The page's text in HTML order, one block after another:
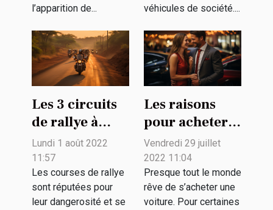
l’apparition de...
véhicules de société....
Les 3 circuits
de rallye à
moto les plus
populaires ?
Lundi 1 août 2022
11:57
Les courses de rallye
sont réputées pour
leur dangerosité et se
Les raisons
pour acheter
une voiture
d'occasion
Vendredi 29 juillet
2022 11:04
Presque tout le monde
rêve de s’acheter une
voiture. Pour certaines